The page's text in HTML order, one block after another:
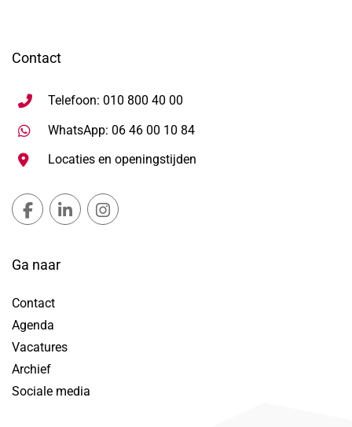
Contact
Telefoon: 010 800 40 00
WhatsApp: 06 46 00 10 84Stuur WhatsApp bericht,
Locaties en openingstijden
Gemeente Lansingerland Facebook, opent in nieuw
Gemeente Lansingerland LinkedIn, opent in
Ga naar
Contact
Agenda
Vacatures
Archief
Sociale media